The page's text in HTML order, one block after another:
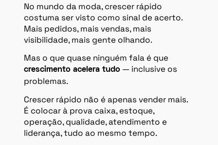
No mundo da moda, crescer rápido
costuma ser visto como sinal de acerto.
Mais pedidos, mais vendas, mais
visibilidade, mais gente olhando.
Mas o que quase ninguém fala é que
crescimento acelera tudo — inclusive os
problemas.
Crescer rápido não é apenas vender mais.
É colocar à prova caixa, estoque,
operação, qualidade, atendimento e
liderança, tudo ao mesmo tempo.